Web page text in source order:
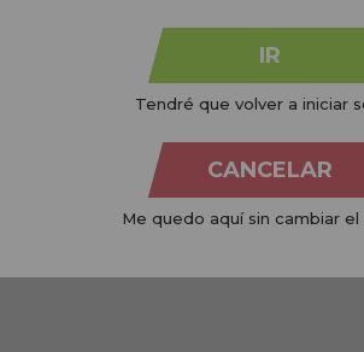
de 13 (1 páginas)
A Schwarzkopf coloca à sua
perfeita para colorir os cabelos de
necessidades. Com o Igora você
IR
Tendré que volver a iniciar
CANCELAR
Me quedo aquí sin cambiar el